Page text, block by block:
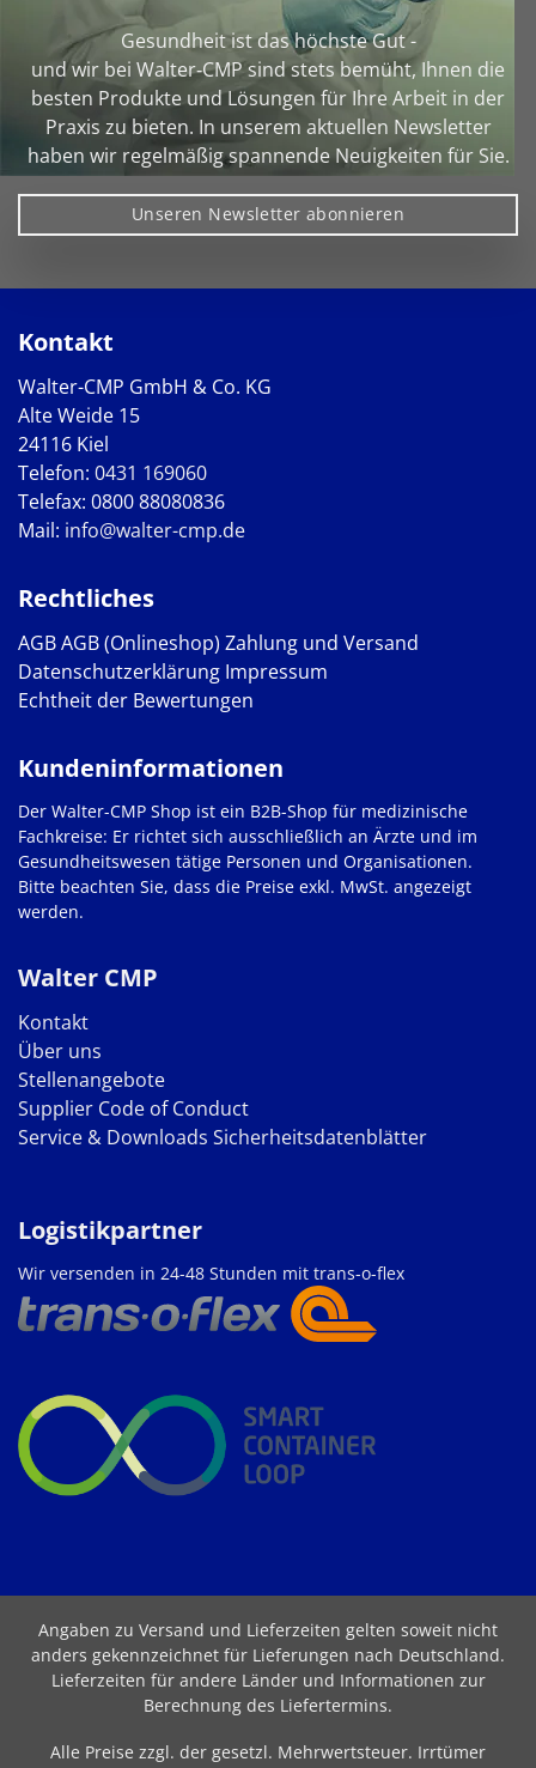
Gesundheit ist das höchste Gut -
und wir bei Walter‑CMP sind stets bemüht, Ihnen die
besten Produkte und Lösungen für Ihre Arbeit in der
Praxis zu bieten. In unserem aktuellen Newsletter
haben wir regelmäßig spannende Neuigkeiten für Sie.
Unseren Newsletter abonnieren
Kontakt
Walter-CMP GmbH & Co. KG
Alte Weide 15
24116 Kiel
Telefon: 0431 169060
Telefax: 0800 88080836
Mail: info@walter-cmp.de
Rechtliches
AGBAGB (Onlineshop) Zahlung und Versand
Datenschutzerklärung Impressum
Echtheit der Bewertungen
Walter CMP
Kontakt
Über uns
Stellenangebote
Supplier Code of Conduct
Service & Downloads Sicherheitsdatenblätter
Kundeninformationen
Der Walter-CMP Shop ist ein B2B-Shop für medizinische
Fachkreise: Er richtet sich ausschließlich an Ärzte und im
Gesundheitswesen tätige Personen und Organisationen.
Bitte beachten Sie, dass die Preise exkl. MwSt. angezeigt
werden.
Logistikpartner
Wir versenden in 24-48 Stunden mit trans-o-flex
Angaben zu Versand und Lieferzeiten gelten soweit nicht
anders gekennzeichnet für Lieferungen nach Deutschland.
Lieferzeiten für andere Länder und Informationen zur
Berechnung des Liefertermins.
Alle Preise zzgl. der gesetzl. Mehrwertsteuer. Irrtümer